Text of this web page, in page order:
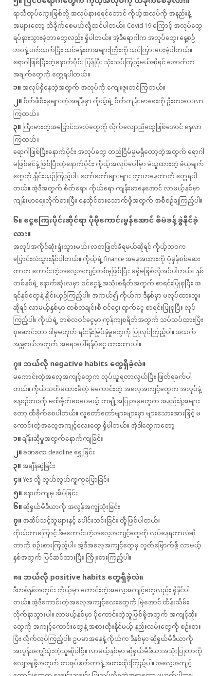
ရာသီတုပ်ကွေးဖြစ်လို့ အလုပ်နားရရင်တောင် ကိုယ့်အလုပ်ကို အနည်းနဲ့
အများတော့ ထိခိုက်စေမယ်လို့ထင်ပါတယ်။ Covid 19 ကြောင့် အလုပ်တွေ
ရပ်နားသွားခဲ့တာတွေလည်း ရှိပါတယ်။ အဲ့ဒီရောဂါက အလုပ်တွေ၊ နေ့စဉ်
ဘဝနဲ့ ပတ်သက်ပြီး သင်ခန်းစာအများကြီးကို သင်ကြားပေးခဲ့ပါတယ်။
ရောဂါဖြစ်ပြီးတဲ့နောက်ပိုင်း ပြန်ပြီး သုံးသပ်ကြည့်မယ်ဆိုရင် အောက်က
အချက်တွေကို တွေ့ရပါတယ်။
၁။အလုပ်ရှိနေတဲ့အတွက် အလုပ်ကို ကျေးဇူးတင်ကြတယ်။
၂။စိတ်ဖိစီးမှုများတဲ့အချိန်မှာ ကိုယ့်ရဲ့ စိတ်ကျန်းမာရေးကို ဦးစားပေးလာ
ကြတယ်။
၃။ကြီးမားတဲ့အပြောင်းအလဲတွေကို လိုက်လျောညီထွေဖြစ်အောင် နေလာ
ကြတယ်။
ရောဂါဖြစ်ပြီးနောက်ပိုင်း အလုပ်တွေ တည်ငြိမ်မှုမရှိတော့တဲ့အတွက် ရောဂါ
မဖြစ်ခင်နဲ့ ဖြစ်ပြီးတဲ့နောက်ပိုင်း ကိုယ့်အလုပ်ပေါ်မှာ ခံယူထားတဲ့ ခံယူချက်
တွေကို နှိုင်းယှဉ်ကြည့်ပါ။ တော်တော်များများ ကွာဟနေတာကို တွေ့ရပါ
တယ်။ အဲ့ဒီအတွက် စိတ်ရော၊ ကိုယ်ရော ကျန်းမာနေအောင် လာမယ့်နှစ်မှာ
ကျန်းမာရေးလိုက်စားပြီး နေထိုင်စားသောက်ဖို့အတွက် အစီစဉ်ချကြည့်ပါ။
၆။ ငွေကြေးပိုင်းဆိုင်ရာ ပိုမိုကောင်းမွန်အောင် စီမံခန့်ခွဲနိုင်ခဲ့
လား။
အလုပ်အကိုင်ဆုံးရှုံးသွားမယ်၊ လစာဖြတ်ခံရမယ်ဆိုရင် ကိုယ့်ဘဝက
ပြောင်းလဲသွားနိုင်ပါတယ်။ ကိုယ့်ရဲ့ finance အနေအထားကို ပုံမှန်စစ်ဆေး
တာက ကောင်းတဲ့အလေ့အကျင့်တစ်ခုဖြစ်ပြီး မရှိမဖြစ်လိုအပ်ပါတယ်။ နှစ်
တစ်နှစ်ရဲ့ နောက်ဆုံးလမှာ ဝင်ငွေနဲ့ အသုံးစရိတ်အတွက် စာရင်းပြုစုပြီး အ
ရင်နှစ်တွေနဲ့ နှိုင်းယှဉ်ကြည့်ပါ။ အကယ်၍ ကိုယ်က ဒီနှစ်မှာ မလုပ်ထားဘူး
ဆိုရင် လာမယ့်နှစ်မှာ တစ်လချင်းစီ ဝင်ငွေ၊ ထွက်ငွေ စာရင်းပြုစုပြီး လုပ်
ကြည့်ပါ။ ကိုယ်ရဲ့ တစ်လဝင်ငွေမှာ ကုန်ကျစရိတ်အတွက် သပ်သပ်ထားပြီး
စုဆောင်းတာ ဒါမှမဟုတ် ရင်းနှီးမြှပ်နှံမှုတွေကို ပြုလုပ်ကြည့်ပါ။ အသက်
အန္တရာယ်အတွက် အရေးပေါ်ရန်ပုံငွေ ထားထားပါ။
၇။ ဘယ်လို negative habits တွေရှိခဲ့လဲ။
မကောင်းတဲ့အလေ့အကျင့်တွေက လုပ်ယူရတာလွယ်ပြီး ဖြတ်ရခက်ပါ
တယ်။ ကိုယ်သတိမထားမိတဲ့ မကောင်းတဲ့ အလေ့အကျင့်တွေက အလုပ်နဲ့
နေ့စဉ်ဘဝကို မထိခိုက်စေပေမယ့် တချို့အပြုအမှုတွေက အနည်းနဲ့အများ
တော့ ထိခိုက်စေပါတယ်။ လူတော်တော်များများမှာ များသေားအားဖြင့် မ
ကောင်းတဲ့အလေ့အကျင့်လေးတွေ ရှိပါတယ်။ အဲ့ဒါတွေကတော့
၁။ချိန်းဆိုမှုအတွက်နောက်ကျခြင်း
၂။ခဏခဏ deadline ရွှေ့ခြင်း
၃။အချိန်ဆွဲခြင်း
၄။Yes လို့ လွယ်လွယ်ကူကူပြောခြင်း
၅။နောက်ကျမှ အိပ်ခြင်း
၆။ဆိုရှယ်မီဒီယာကို အလွန်အကျွံသုံးခြင်း
၇။အဆိပ်သင့်သူများနှင့် ပေါင်းသင်းခြင်း တို့ဖြစ်ပါတယ်။
ကိုယ်ဘာကြောင့် ဒီမကောင်းတဲ့အလေ့အကျင့်တွေကို လုပ်နေရတာလဲဆို
တာကို စဉ်းစားကြည့်ပါ။ အဲ့ဒီအလေ့အကျင့်တွေမှ လွတ်မြောက်ဖို့ လာမယ့်
နှစ်အတွက် ပြင်ဆင်ထားပြီး ကြိုးစားကြည့်ပါ။
၈။ ဘယ်လို positive habits တွေရှိခဲ့လဲ။
ဒီတစ်နှစ်အတွင်း ကိုယ့်မှာ ကောင်းတဲ့အလေ့အကျင့်တွေလည်း ရှိနိုင်ပါ
တယ်။ အဲ့ဒီကောင်းတဲ့အလေ့အကျင့်လေးတွေကို မြဲအောင် ထိန်းသိမ်း
လိုက်နာသွားပါ။ လာမယ့်နှစ်မှာ ပိုကောင်းတဲ့သူဖြစ်ဖို့အတွက် အကျင့်ဆိုး
တွေကို အကျင့်ကောင်းတွေနဲ့ အစားထိုးနိုင်မယ့် နည်းလမ်းတွေကို စဉ်းစား
ပြီး လိုက်လုပ်ကြည့်ပါ။ ဥပမာအနေနဲ့ ကိုယ်က ဒီနှစ်မှာ ဆိုရှယ်မီဒီယာကို
အလွန်အကျွံသုံးတဲ့သူဆိုပါစို့။ လာမယ့်နှစ်မှာ ဆိုရှယ်မီဒီယာအသုံးပြုတာကို
လျော့ချဖို့အတွက် စာအုပ်ဖတ်တာနဲ့ အစားထိုးကြည့်ပါ။ အလေ့အကျင့်